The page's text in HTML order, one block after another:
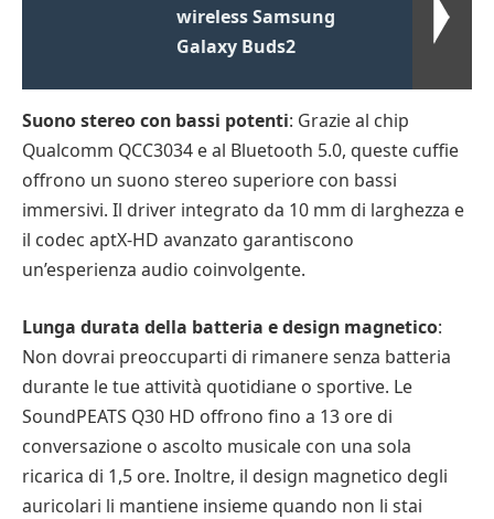
wireless Samsung
Galaxy Buds2
Suono stereo con bassi potenti: Grazie al chip
Qualcomm QCC3034 e al Bluetooth 5.0, queste cuffie
offrono un suono stereo superiore con bassi
immersivi. Il driver integrato da 10 mm di larghezza e
il codec aptX-HD avanzato garantiscono
un’esperienza audio coinvolgente.
Lunga durata della batteria e design magnetico:
Non dovrai preoccuparti di rimanere senza batteria
durante le tue attività quotidiane o sportive. Le
SoundPEATS Q30 HD offrono fino a 13 ore di
conversazione o ascolto musicale con una sola
ricarica di 1,5 ore. Inoltre, il design magnetico degli
auricolari li mantiene insieme quando non li stai